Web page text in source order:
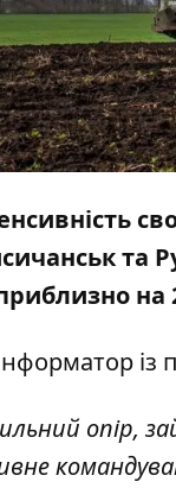
та
із
опір,